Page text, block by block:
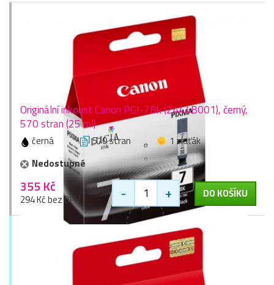
Originální inkoust Canon PGI-7Bk (2444B001), černý,
570 stran (25 ml)
černá 570 stran
1 zlaťák
Nedostupné
355 Kč
294 Kč bez DPH - + DO KOŠÍKU